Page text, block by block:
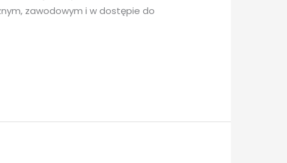
zawodowym i w dostępie do